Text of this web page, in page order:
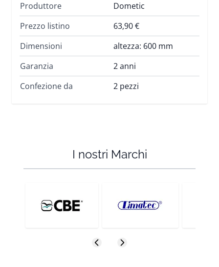
Produttore
Dometic
Prezzo listino
63,90 €
Dimensioni
altezza: 600 mm
Garanzia
2 anni
Confezione da
2 pezzi
I nostri Marchi